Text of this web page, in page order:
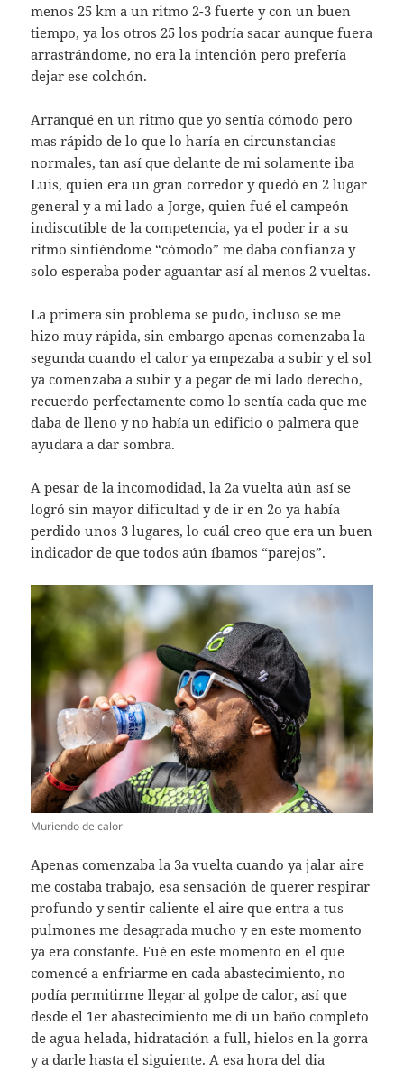
menos 25 km a un ritmo 2-3 fuerte y con un buen
tiempo, ya los otros 25 los podría sacar aunque fuera
arrastrándome, no era la intención pero prefería
dejar ese colchón.
Arranqué en un ritmo que yo sentía cómodo pero
mas rápido de lo que lo haría en circunstancias
normales, tan así que delante de mi solamente iba
Luis, quien era un gran corredor y quedó en 2 lugar
general y a mi lado a Jorge, quien fué el campeón
indiscutible de la competencia, ya el poder ir a su
ritmo sintiéndome “cómodo” me daba confianza y
solo esperaba poder aguantar así al menos 2 vueltas.
La primera sin problema se pudo, incluso se me
hizo muy rápida, sin embargo apenas comenzaba la
segunda cuando el calor ya empezaba a subir y el sol
ya comenzaba a subir y a pegar de mi lado derecho,
recuerdo perfectamente como lo sentía cada que me
daba de lleno y no había un edificio o palmera que
ayudara a dar sombra.
A pesar de la incomodidad, la 2a vuelta aún así se
logró sin mayor dificultad y de ir en 2o ya había
perdido unos 3 lugares, lo cuál creo que era un buen
indicador de que todos aún íbamos “parejos”.
Muriendo de calor
Apenas comenzaba la 3a vuelta cuando ya jalar aire
me costaba trabajo, esa sensación de querer respirar
profundo y sentir caliente el aire que entra a tus
pulmones me desagrada mucho y en este momento
ya era constante. Fué en este momento en el que
comencé a enfriarme en cada abastecimiento, no
podía permitirme llegar al golpe de calor, así que
desde el 1er abastecimiento me dí un baño completo
de agua helada, hidratación a full, hielos en la gorra
y a darle hasta el siguiente. A esa hora del dia